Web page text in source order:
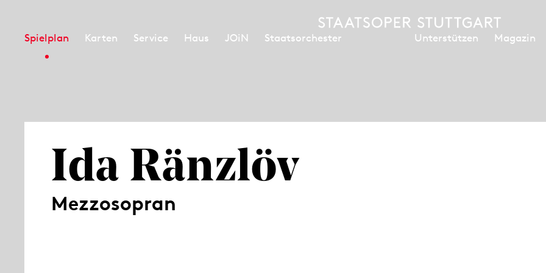
Spielplan Karten Service Haus JOiN Staatsorchester Unterstützen Magazin
Ida Ränzlöv
Mezzosopran